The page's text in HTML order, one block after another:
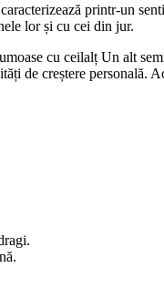
printr-un
lor și cu cei din jur.
cu ceilalț Un alt
de creștere personală.